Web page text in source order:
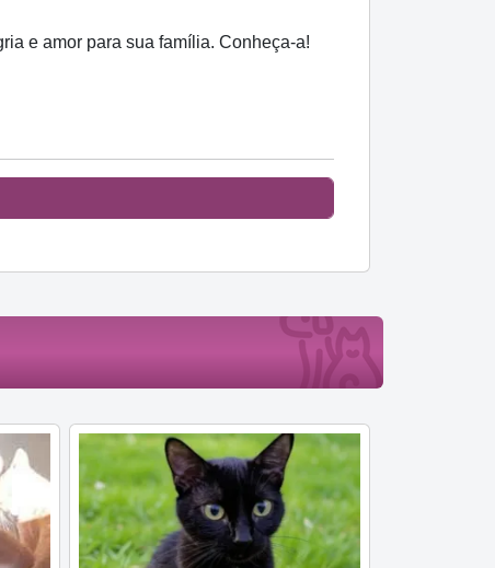
e amor para sua família. Conheça-a!